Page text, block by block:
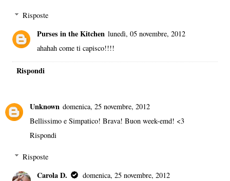
Risposte
Purses in the Kitchen lunedì, 05 novembre, 2012
ahahah come ti capisco!!!!
Rispondi
Unknown domenica, 25 novembre, 2012
Bellissimo e Simpatico! Brava! Buon week-emd! <3
Rispondi
Risposte
Carola D.
domenica, 25 novembre, 2012